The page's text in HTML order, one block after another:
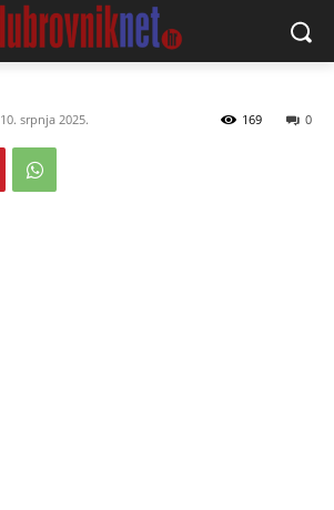
10. srpnja 2025. 0
169